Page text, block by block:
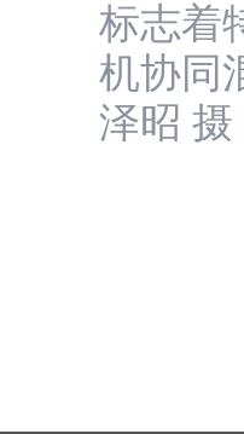
标志着
机协同
泽昭 摄